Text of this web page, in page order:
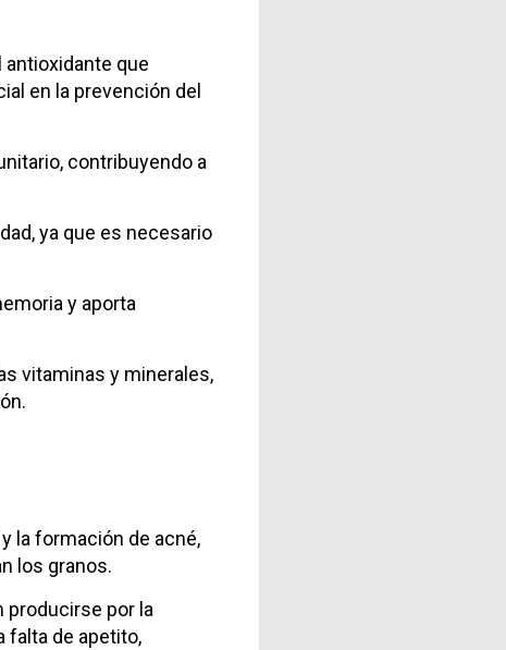
que
en la prevención del
contribuyendo a
ya que es necesario
y aporta
vitaminas y minerales,
la formación de acné,
los granos.
producirse por la
falta de apetito,